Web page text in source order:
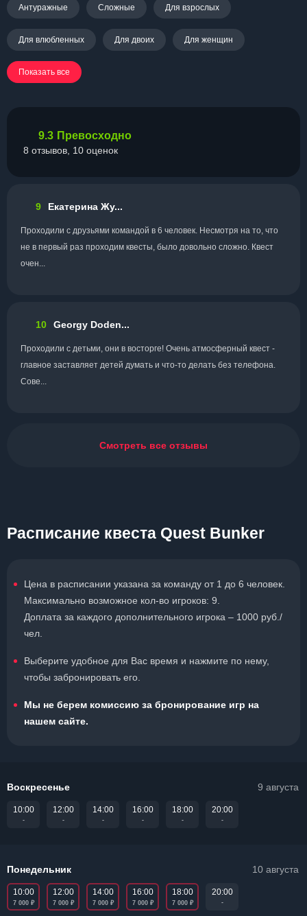
Антуражные Сложные Для взрослых
Для влюбленных Для двоих Для женщин
Показать все
9.3 Превосходно
8 отзывов, 10 оценок
9 Екатерина Жу...
Проходили с друзьями командой в 6 человек. Несмотря на то, что
не в первый раз проходим квесты, было довольно сложно. Квест
очен...
10 Georgy Doden...
Проходили с детьми, они в восторге! Очень атмосферный квест -
главное заставляет детей думать и что-то делать без телефона.
Сове...
Смотреть все отзывы
Расписание квеста Quest Bunker
Цена в расписании указана за команду от 1 до 6 человек.
Максимально возможное кол-во игроков: 9.
Доплата за каждого дополнительного игрока – 1000 руб./
чел.
Выберите удобное для Вас время и нажмите по нему,
чтобы забронировать его.
Мы не берем комиссию за бронирование игр на
нашем сайте.
Воскресенье 9 августа
10:00
-
12:00
-
14:00
-
16:00
-
18:00
-
20:00
-
Понедельник 10 августа
10:00
7 000 ₽
12:00
7 000 ₽
14:00
7 000 ₽
16:00
7 000 ₽
18:00
7 000 ₽
20:00
-